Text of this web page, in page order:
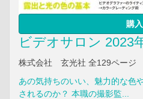
購入
ビデオサロン 2023
株式会社 玄光社 全129ページ
あの気持ちのいい、魅力的な色
されるのか？ 本職の撮影監...